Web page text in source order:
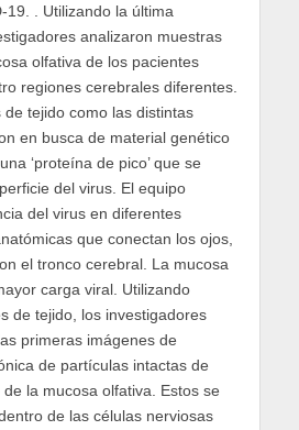
19. . Utilizando la última
analizaron muestras
olfativa de los pacientes
regiones cerebrales diferentes.
de tejido como las distintas
en busca de material genético
‘proteína de pico’ que se
del virus. El equipo
del virus en diferentes
que conectan los ojos,
el tronco cerebral. La mucosa
carga viral. Utilizando
de tejido, los investigadores
primeras imágenes de
de partículas intactas de
la mucosa olfativa. Estos se
de las células nerviosas